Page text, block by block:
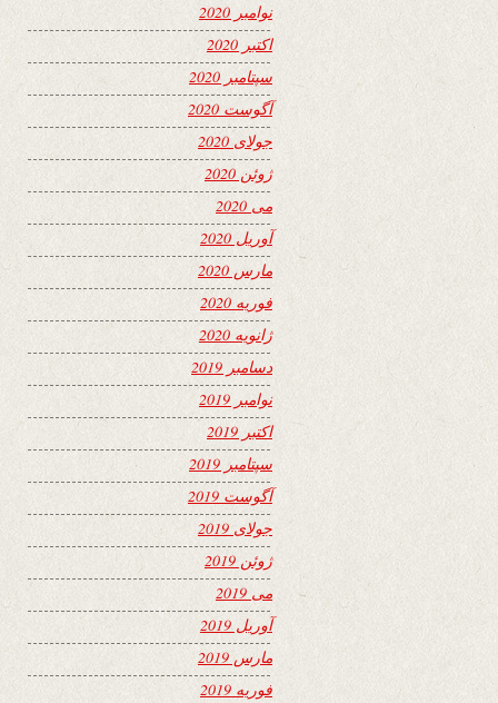
نوامبر 2020
اکتبر 2020
سپتامبر 2020
آگوست 2020
جولای 2020
ژوئن 2020
می 2020
آوریل 2020
مارس 2020
فوریه 2020
ژانویه 2020
دسامبر 2019
نوامبر 2019
اکتبر 2019
سپتامبر 2019
آگوست 2019
جولای 2019
ژوئن 2019
می 2019
آوریل 2019
مارس 2019
فوریه 2019